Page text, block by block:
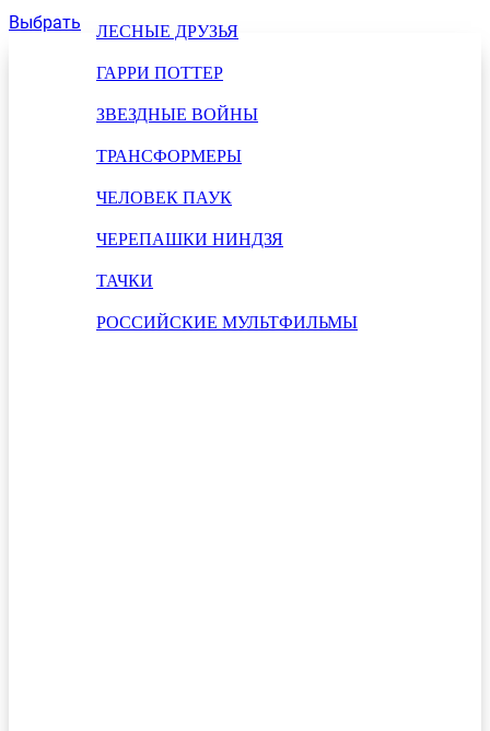
ЛЕСНЫЕ ДРУЗЬЯ
ГАРРИ ПОТТЕР
ЗВЕЗДНЫЕ ВОЙНЫ
ТРАНСФОРМЕРЫ
ЧЕЛОВЕК ПАУК
ЧЕРЕПАШКИ НИНДЗЯ
ТАЧКИ
РОССИЙСКИЕ МУЛЬТФИЛЬМЫ
Выбрать